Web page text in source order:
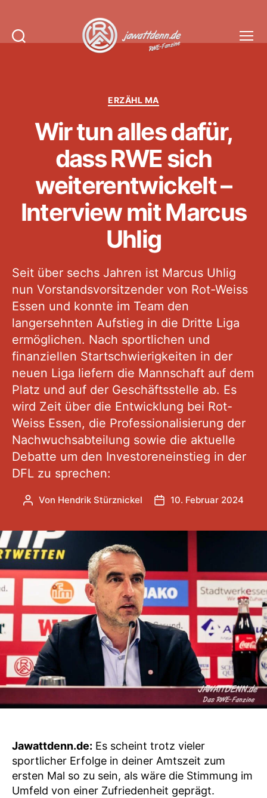
Kategorien
ERZÄHL MA
Wir tun alles dafür,
dass RWE sich
weiterentwickelt –
Interview mit Marcus
Uhlig
Seit über sechs Jahren ist Marcus Uhlig
nun Vorstandsvorsitzender von Rot-Weiss
Essen und konnte im Team den
langersehnten Aufstieg in die Dritte Liga
ermöglichen. Nach sportlichen und
finanziellen Startschwierigkeiten in der
neuen Liga liefern die Mannschaft auf dem
Platz und auf der Geschäftsstelle ab. Es
wird Zeit über die Entwicklung bei Rot-
Weiss Essen, die Professionalisierung der
Nachwuchsabteilung sowie die aktuelle
Debatte um den Investoreneinstieg in der
DFL zu sprechen:
Beitragsautor
Von Hendrik Stürznickel Veröffentlichungsdatum
10. Februar 2024
Jawattdenn.de: Es scheint trotz vieler
sportlicher Erfolge in deiner Amtszeit zum
ersten Mal so zu sein, als wäre die Stimmung im
Umfeld von einer Zufriedenheit geprägt.